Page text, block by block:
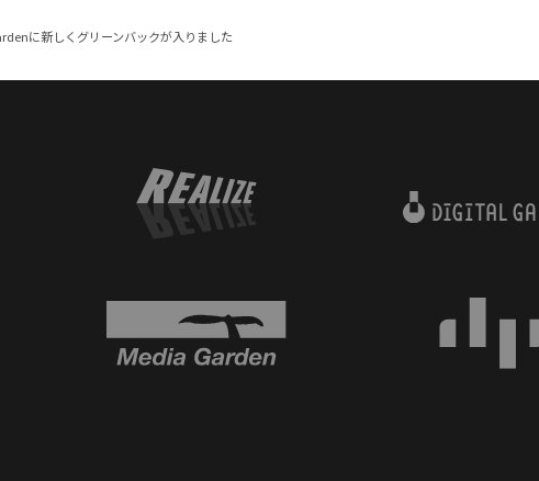
に新しくグリーンバックが入りました